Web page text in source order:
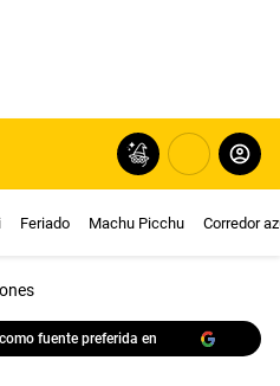
Feriado Machu Picchu Corredor
fuente preferida en